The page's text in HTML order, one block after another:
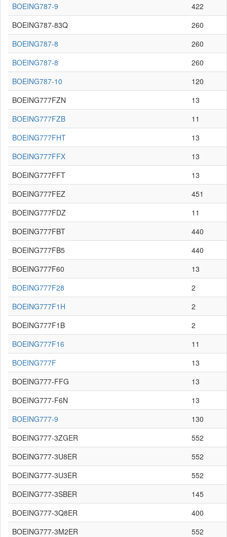
BOEING787-9
422
BOEING787-83Q
260
BOEING787-8
260
BOEING787-8
260
BOEING787-10
120
BOEING777FZN
13
BOEING777FZB
11
BOEING777FHT
13
BOEING777FFX
13
BOEING777FFT
13
BOEING777FEZ
451
BOEING777FDZ
11
BOEING777FBT
440
BOEING777FB5
440
BOEING777F60
13
BOEING777F28
2
BOEING777F1H
2
BOEING777F1B
2
BOEING777F16
11
BOEING777F
13
BOEING777-FFG
13
BOEING777-F6N
13
BOEING777-9
130
BOEING777-3ZGER
552
BOEING777-3U8ER
552
BOEING777-3U3ER
552
BOEING777-3SBER
145
BOEING777-3Q8ER
400
BOEING777-3M2ER
552